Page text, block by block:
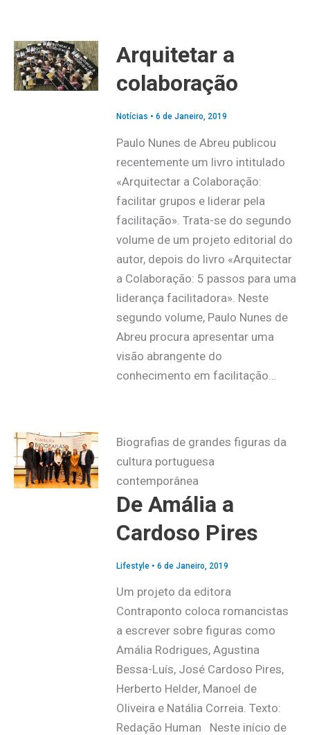
Arquitetar a
colaboração
Notícias • 6 de Janeiro, 2019
Paulo Nunes de Abreu publicou
recentemente um livro intitulado
«Arquitectar a Colaboração:
facilitar grupos e liderar pela
facilitação». Trata-se do segundo
volume de um projeto editorial do
autor, depois do livro «Arquitectar
a Colaboração: 5 passos para uma
liderança facilitadora». Neste
segundo volume, Paulo Nunes de
Abreu procura apresentar uma
visão abrangente do
conhecimento em facilitação…
Biografias de grandes figuras da
cultura portuguesa
contemporânea
De Amália a
Cardoso Pires
Lifestyle• 6 de Janeiro, 2019
Um projeto da editora
Contraponto coloca romancistas
a escrever sobre figuras como
Amália Rodrigues, Agustina
Bessa-Luís, José Cardoso Pires,
Herberto Helder, Manoel de
Oliveira e Natália Correia. Texto:
Redação Human Neste início de